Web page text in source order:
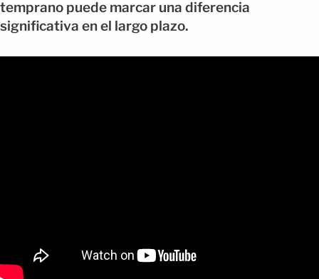
temprano puede marcar una diferencia
significativa en el largo plazo.